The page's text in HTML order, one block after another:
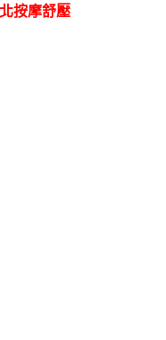
按摩舒壓